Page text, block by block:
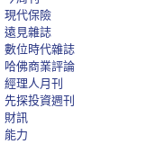
現代保險
遠見雜誌
數位時代雜誌
哈佛商業評論
經理人月刊
先探投資週刊
財訊
能力